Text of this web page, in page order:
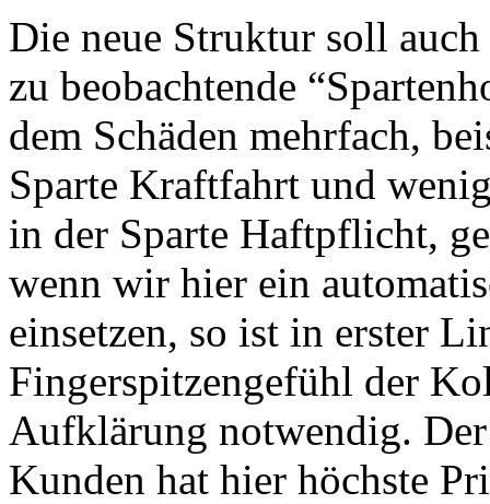
Die neue Struktur soll
zu beobachtende
dem Schäden mehrfach,
Sparte Kraftfahrt und
in der Sparte Haftpflicht,
wenn wir hier ein
einsetzen, so ist in erster
Fingerspitzengefühl der
Aufklärung notwendig.
Kunden hat hier höchste